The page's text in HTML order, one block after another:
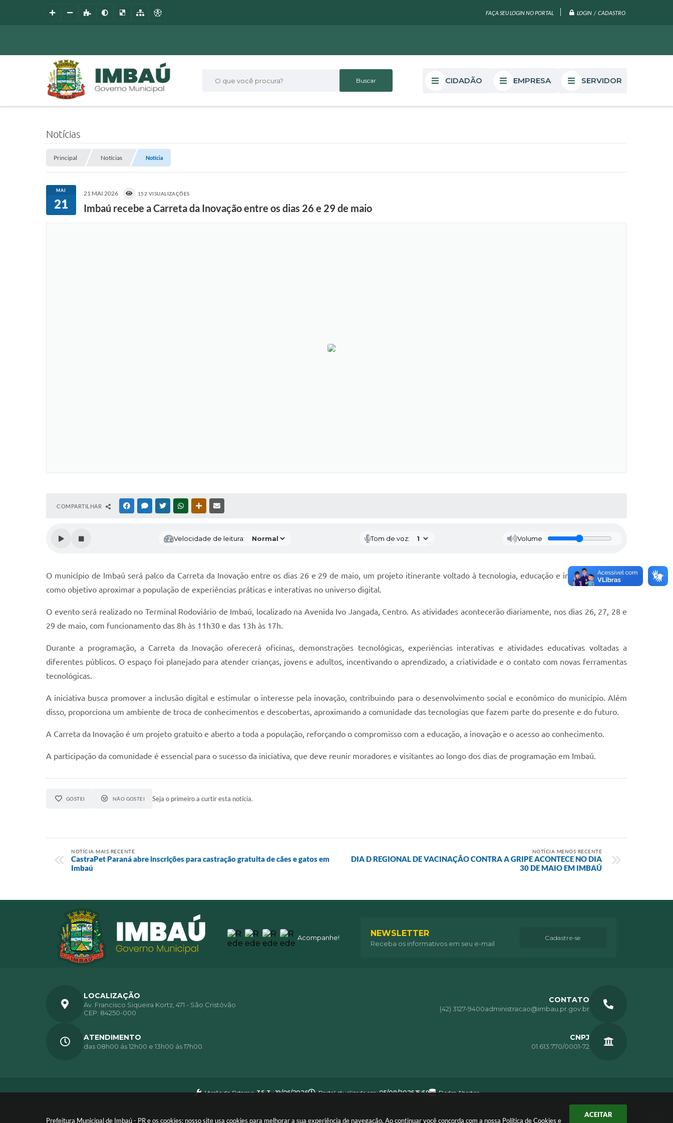
Prefeitura Municipal de Imbaú - PR e os cookies: nosso site usa cookies para melhorar a sua experiência de navegação. Ao continuar você concorda com a nossa Política de Cookies e
ACEITAR
FAÇA SEU LOGIN NO PORTAL LOGIN / CADASTRO
O que você procura? CIDADÃO EMPRESA SERVIDOR
Notícias
Principal Notícias Notícia
MAI
21
21 MAI 2026 152 VISUALIZAÇÕES
Imbaú recebe a Carreta da Inovação entre os dias 26 e 29 de maio
COMPARTILHAR FACEBOOKMESSENGER
TWITTERWHATSAPPOUTRAS MÍDIAS
Velocidade de leitura: Tom de voz: Volume
O município de Imbaú será palco da Carreta da Inovação entre os dias 26 e 29 de maio, um projeto itinerante voltado à tecnologia, educação e inovação que tem
como objetivo aproximar a população de experiências práticas e interativas no universo digital.
O evento será realizado no Terminal Rodoviário de Imbaú, localizado na Avenida Ivo Jangada, Centro. As atividades acontecerão diariamente, nos dias 26, 27, 28 e
29 de maio, com funcionamento das 8h às 11h30 e das 13h às 17h.
Durante a programação, a Carreta da Inovação oferecerá oficinas, demonstrações tecnológicas, experiências interativas e atividades educativas voltadas a
diferentes públicos. O espaço foi planejado para atender crianças, jovens e adultos, incentivando o aprendizado, a criatividade e o contato com novas ferramentas
tecnológicas.
A iniciativa busca promover a inclusão digital e estimular o interesse pela inovação, contribuindo para o desenvolvimento social e econômico do município. Além
disso, proporciona um ambiente de troca de conhecimentos e descobertas, aproximando a comunidade das tecnologias que fazem parte do presente e do futuro.
A Carreta da Inovação é um projeto gratuito e aberto a toda a população, reforçando o compromisso com a educação, a inovação e o acesso ao conhecimento.
A participação da comunidade é essencial para o sucesso da iniciativa, que deve reunir moradores e visitantes ao longo dos dias de programação em Imbaú.
GOSTEI NÃO GOSTEI Seja o primeiro a curtir esta notícia.
NOTÍCIA MAIS RECENTE
CastraPet Paraná abre inscrições para castração gratuita de cães e gatos em
Imbaú
NOTÍCIA MENOS RECENTE
DIA D REGIONAL DE VACINAÇÃO CONTRA A GRIPE ACONTECE NO DIA
30 DE MAIO EM IMBAÚ
Acompanhe! NEWSLETTER
Receba os informativos em seu e-mail
Cadastre-se
LOCALIZAÇÃO
Av. Francisco Siqueira Kortz, 471 - São Cristóvão
CEP: 84250-000
CONTATO
(42) 3127-9400administracao@imbau.pr.gov.br
ATENDIMENTO
das 08h00 ás 12h00 e 13h00 ás 17h00.
CNPJ
01.613.770/0001-72
Versão do Sistema:3.5.3 - 19/06/2026 Portal atualizado em:05/08/2026 15:59 Dados Abertos